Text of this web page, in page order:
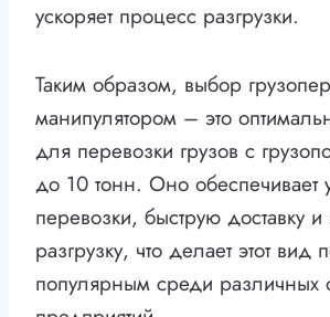
ускоряет процесс разгрузки.
Таким образом, выбор
манипулятором – это
для перевозки грузов с
до 10 тонн. Оно обеспечивает
перевозки, быструю доставку
разгрузку, что делает этот вид
популярным среди различных